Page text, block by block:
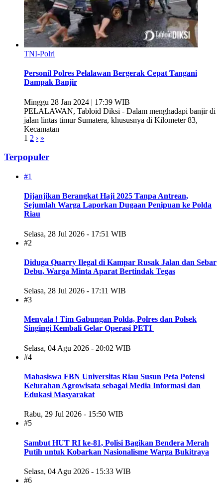
TNI-Polri
Personil Polres Pelalawan Bergerak Cepat Tangani
Dampak Banjir
Minggu 28 Jan 2024 | 17:39 WIB
PELALAWAN, Tabloid Diksi - Dalam menghadapi banjir di
jalan lintas timur Sumatera, khususnya di Kilometer 83,
Kecamatan
1 2 › »
Terpopuler
#1
Dijanjikan Berangkat Haji 2025 Tanpa Antrean,
Sejumlah Warga Laporkan Dugaan Penipuan ke Polda
Riau
Selasa, 28 Jul 2026 - 17:51 WIB
#2
Diduga Quarry Ilegal di Kampar Rusak Jalan dan Sebar
Debu, Warga Minta Aparat Bertindak Tegas
Selasa, 28 Jul 2026 - 17:11 WIB
#3
Menyala ! Tim Gabungan Polda, Polres dan Polsek
Singingi Kembali Gelar Operasi PETI
Selasa, 04 Agu 2026 - 20:02 WIB
#4
Mahasiswa FBN Universitas Riau Susun Peta Potensi
Kelurahan Agrowisata sebagai Media Informasi dan
Edukasi Masyarakat
Rabu, 29 Jul 2026 - 15:50 WIB
#5
Sambut HUT RI ke-81, Polisi Bagikan Bendera Merah
Putih untuk Kobarkan Nasionalisme Warga Bukitraya
Selasa, 04 Agu 2026 - 15:33 WIB
#6